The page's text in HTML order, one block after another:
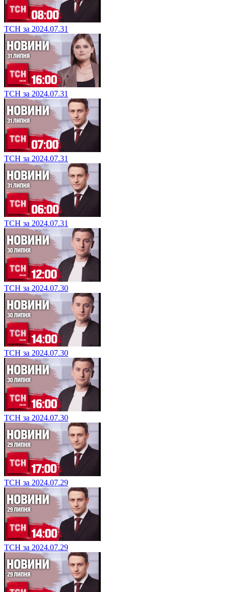
ТСН за 2024.07.31
ТСН за 2024.07.31
ТСН за 2024.07.31
ТСН за 2024.07.31
ТСН за 2024.07.30
ТСН за 2024.07.30
ТСН за 2024.07.30
ТСН за 2024.07.29
ТСН за 2024.07.29